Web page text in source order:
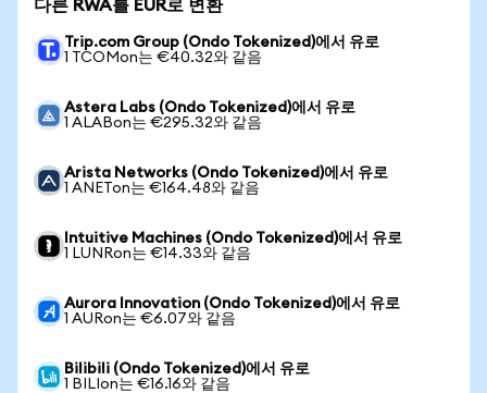
다른 RWA를 EUR로 변환
Trip.com Group (Ondo Tokenized)에서 유로
1 TCOMon는 €40.32와 같음
Astera Labs (Ondo Tokenized)에서 유로
1 ALABon는 €295.32와 같음
Arista Networks (Ondo Tokenized)에서 유로
1 ANETon는 €164.48와 같음
Intuitive Machines (Ondo Tokenized)에서 유로
1 LUNRon는 €14.33와 같음
Aurora Innovation (Ondo Tokenized)에서 유로
1 AURon는 €6.07와 같음
Bilibili (Ondo Tokenized)에서 유로
1 BILIon는 €16.16와 같음